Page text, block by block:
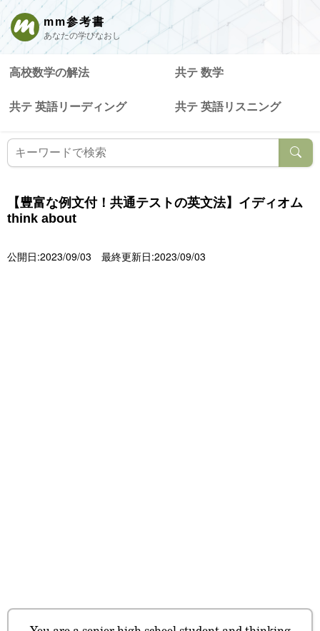
mm参考書
あなたの学びなおし
高校数学の解法 共テ 数学
共テ 英語リーディング 共テ 英語リスニング
【豊富な例文付！共通テストの英文法】イディオム
think about
公開日:2023/09/03 最終更新日:2023/09/03